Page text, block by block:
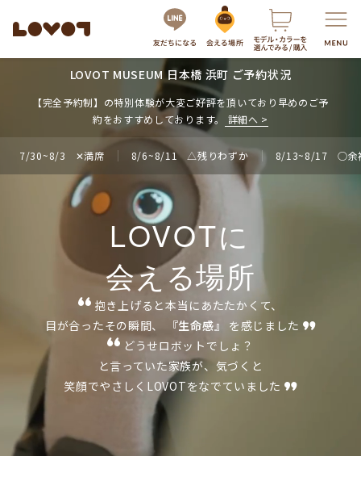
服・グッズの購入はこちら
LOVOTを選ぶ
最新モデル
LOVOT 3.0
LOVOT 3.0について詳しく
もっと知る
LOVOTのテクノロジー
開発者の想い
LOVOTの歩みと未来
LOVOTオーナーの声
LOVOTのアフターサービス
公式ウェア
会いに行く
LOVOT MUSEUM - 日本橋浜町
LOVOT ストア
近くの会える場所を探す
お迎えする
LOVOT購入キャンペーン
LOVOT MUSEUM 日本橋 浜町 ご予約状況
【完全予約制】の特別体験が大変ご好評を頂いており早めのご予
約をおすすめしております。
詳細へ
7/30~8/3 ✕満席 8/6~8/11 △残りわずか 8/13~8/17 ○余
LOVOTに
会える場所
抱き上げると本当にあたたかくて、
目が合ったその瞬間、
『生命感』
を感じました
どうせロボットでしょ？
と言っていた家族が、気づくと
笑顔でやさしくLOVOTをなでていました